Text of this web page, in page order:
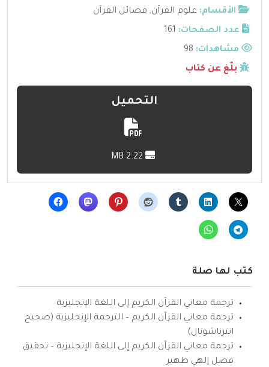
الأقسام: علوم القرآن, فضائل القرآن
عدد الصفحات: 161
مشاهدات:
بلّغ عن كتاب
التحميل
كتب لها صلة
ترجمة معاني القرآن الكريم إلى اللغة الإنجليزية
ترجمة معاني القرآن الكريم – الترجمة الإنجليزية (صحيح
انترناشونال)
ترجمة معاني القرآن الكريم إلى اللغة الإنجليزية – تحقيق
فضل إلهي ظهير